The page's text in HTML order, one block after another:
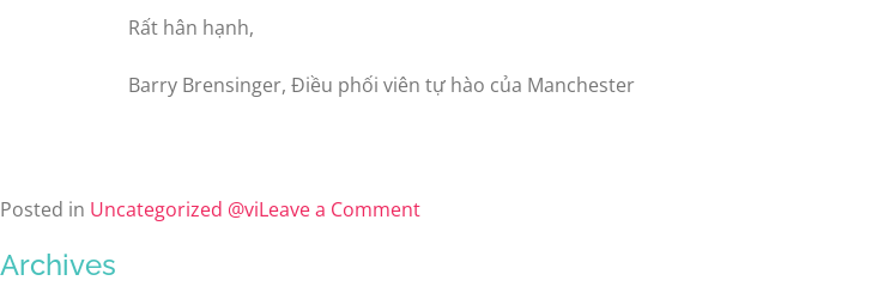
Rất hân hạnh,
Barry Brensinger, Điều phối viên tự hào của Manchester
Posted in Uncategorized @viLeave a Comment
Archives